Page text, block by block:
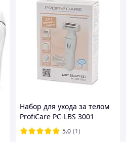
Набор для ухода за телом
ProfiCare PC-LBS 3001
Эпилятор, триммер,
женская бритва
5.0 (1)